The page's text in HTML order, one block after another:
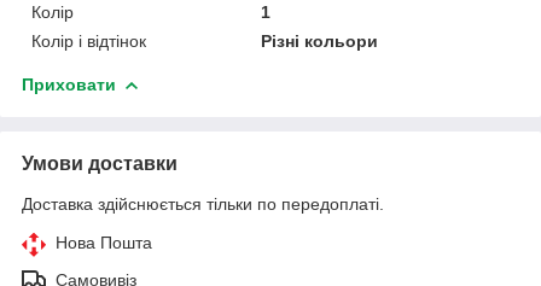
Колір
1
Колір і відтінок
Різні кольори
Приховати
Умови доставки
Доставка здійснюється тільки по передоплаті.
Нова Пошта
Самовивіз